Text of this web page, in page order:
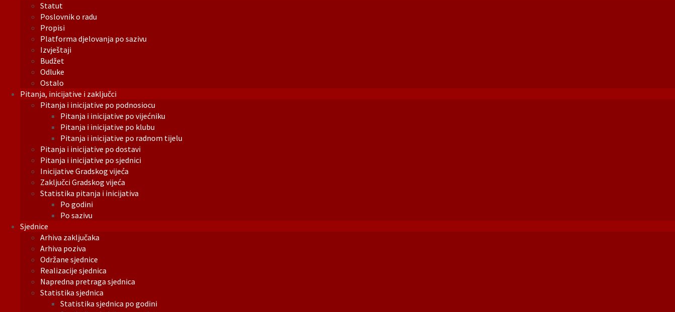
Statut
Poslovnik o radu
Propisi
Platforma djelovanja po sazivu
Izvještaji
Budžet
Odluke
Ostalo
Pitanja, inicijative i zaključci
Pitanja i inicijative po podnosiocu
Pitanja i inicijative po vijećniku
Pitanja i inicijative po klubu
Pitanja i inicijative po radnom tijelu
Pitanja i inicijative po dostavi
Pitanja i inicijative po sjednici
Inicijative Gradskog vijeća
Zaključci Gradskog vijeća
Statistika pitanja i inicijativa
Po godini
Po sazivu
Sjednice
Arhiva zaključaka
Arhiva poziva
Održane sjednice
Realizacije sjednica
Napredna pretraga sjednica
Statistika sjednica
Statistika sjednica po godini